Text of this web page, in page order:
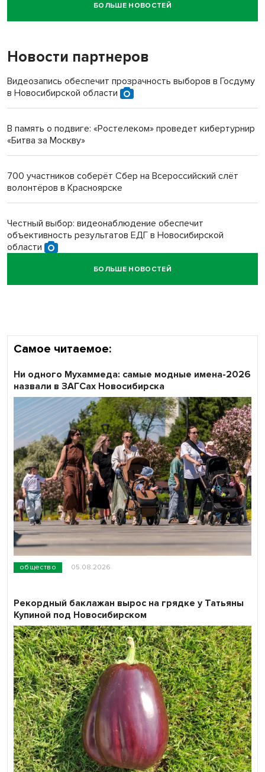
Новосибирский суд наказал водителя за смерть
пенсионерки на вокзале
«Мы живём на пастбище!»: в новосибирском селе лошади
терроризируют жителей
Инвалид получил условный срок за избиение врачей
БОЛЬШЕ НОВОСТЕЙ
Новости партнеров
Видеозапись обеспечит прозрачность выборов в Госдуму
в Новосибирской области
В память о подвиге: «Ростелеком» проведет кибертурнир
«Битва за Москву»
700 участников соберёт Сбер на Всероссийский слёт
волонтёров в Красноярске
Честный выбор: видеонаблюдение обеспечит
объективность результатов ЕДГ в Новосибирской
области
Кибертанки пошли в бой: «Ростелеком» объявляет
БОЛЬШЕ НОВОСТЕЙ
Самое читаемое:
общество 05.08.2026
Ни одного Мухаммеда: самые модные имена-2026
назвали в ЗАГСах Новосибирска
Рекордный баклажан вырос на грядке у Татьяны
Купиной под Новосибирском